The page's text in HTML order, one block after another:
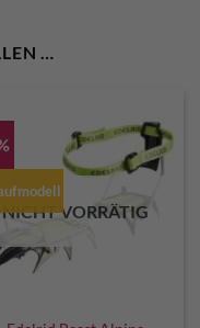
…
NICHT VORRÄTIG